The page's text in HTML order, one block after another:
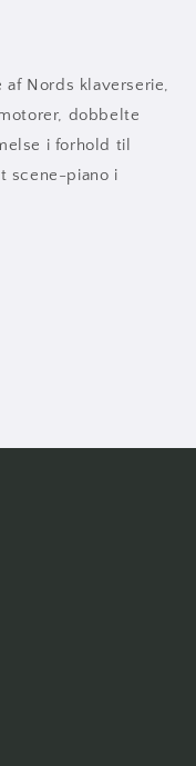
af Nords klaverserie,
dobbelte
i forhold til
scene-piano i